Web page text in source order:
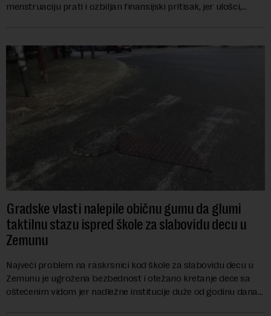
menstruaciju prati i ozbiljan finansijski pritisak, jer ulošci,
Gradske vlasti nalepile običnu gumu da glumi
taktilnu stazu ispred škole za slabovidu decu u
Zemunu
Najveći problem na raskrsnici kod škole za slabovidu decu u
Zemunu je ugrožena bezbednost i otežano kretanje dece sa
oštećenim vidom jer nadležne institucije duže od godinu dana